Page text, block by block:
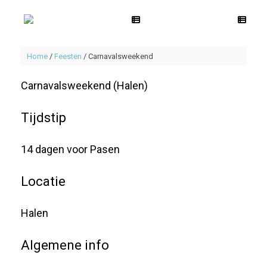
Home/ Feesten / Carnavalsweekend
Carnavalsweekend (Halen)
Tijdstip
14 dagen voor Pasen
Locatie
Halen
Algemene info